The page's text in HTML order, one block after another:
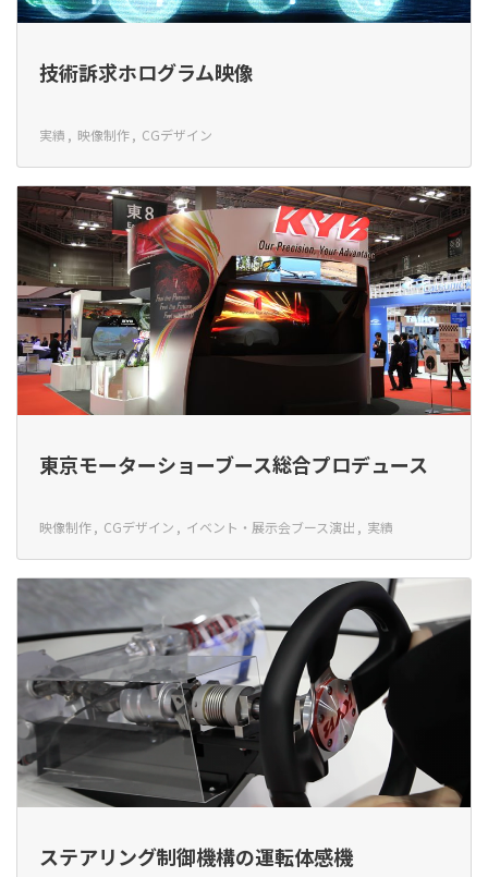
技術訴求ホログラム映像
実績 映像制作 CGデザイン
東京モーターショーブース総合プロデュース
映像制作 CGデザイン イベント・展示会ブース演出 実績
ステアリング制御機構の運転体感機